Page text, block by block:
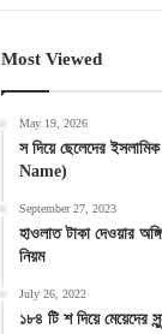
Most Viewed
May 19, 2026
স দিয়ে ছেলেদের
Name)
September 27, 2023
হাওলাত টাকা দেওয়ার
নিয়ম
July 26, 2022
১৮৪ টি শ দিয়ে মেয়েদের